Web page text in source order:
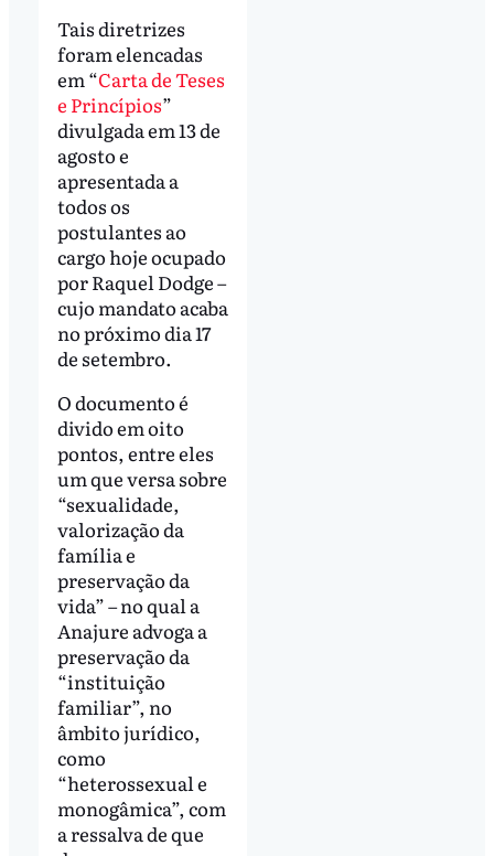
Tais diretrizes
foram elencadas
em “Carta de Teses
e Princípios”
divulgada em 13 de
agosto e
apresentada a
todos os
postulantes ao
cargo hoje ocupado
por Raquel Dodge –
cujo mandato acaba
no próximo dia 17
de setembro.
O documento é
divido em oito
pontos, entre eles
um que versa sobre
“sexualidade,
valorização da
família e
preservação da
vida” – no qual a
Anajure advoga a
preservação da
“instituição
familiar”, no
âmbito jurídico,
como
“heterossexual e
monogâmica”, com
a ressalva de que